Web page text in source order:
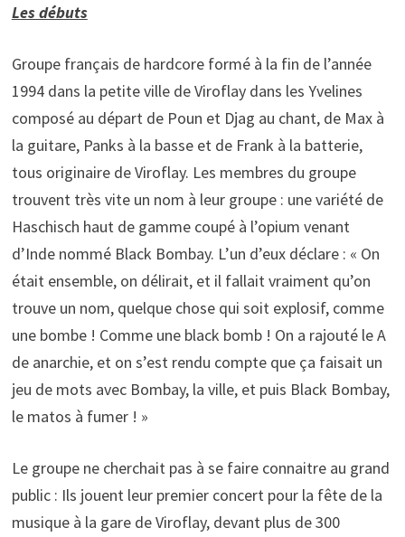
Les débuts
Groupe français de hardcore formé à la fin de l’année
1994 dans la petite ville de Viroflay dans les Yvelines
composé au départ de Poun et Djag au chant, de Max à
la guitare, Panks à la basse et de Frank à la batterie,
tous originaire de Viroflay. Les membres du groupe
trouvent très vite un nom à leur groupe : une variété de
Haschisch haut de gamme coupé à l’opium venant
d’Inde nommé Black Bombay. L’un d’eux déclare : « On
était ensemble, on délirait, et il fallait vraiment qu’on
trouve un nom, quelque chose qui soit explosif, comme
une bombe ! Comme une black bomb ! On a rajouté le A
de anarchie, et on s’est rendu compte que ça faisait un
jeu de mots avec Bombay, la ville, et puis Black Bombay,
le matos à fumer ! »
Le groupe ne cherchait pas à se faire connaitre au grand
public : Ils jouent leur premier concert pour la fête de la
musique à la gare de Viroflay, devant plus de 300